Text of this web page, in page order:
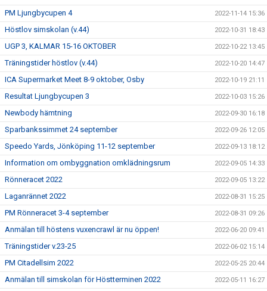
PM Ljungbycupen 4 2022-11-14 15:36
Höstlov simskolan (v.44) 2022-10-31 18:43
UGP 3, KALMAR 15-16 OKTOBER 2022-10-22 13:45
Träningstider höstlov (v.44) 2022-10-20 14:47
ICA Supermarket Meet 8-9 oktober, Osby 2022-10-19 21:11
Resultat Ljungbycupen 3 2022-10-03 15:26
Newbody hämtning 2022-09-30 16:18
Sparbankssimmet 24 september 2022-09-26 12:05
Speedo Yards, Jönköping 11-12 september 2022-09-13 18:12
Information om ombyggnation omklädningsrum 2022-09-05 14:33
Rönneracet 2022 2022-09-05 13:22
Laganrännet 2022 2022-08-31 15:25
PM Rönneracet 3-4 september 2022-08-31 09:26
Anmälan till höstens vuxencrawl är nu öppen! 2022-06-20 09:41
Träningstider v.23-25 2022-06-02 15:14
PM Citadellsim 2022 2022-05-25 20:44
Anmälan till simskolan för Höstterminen 2022 2022-05-11 16:27